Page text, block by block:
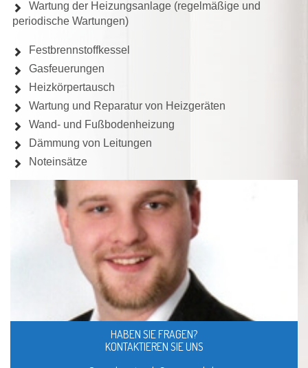
Wartung der Heizungsanlage (regelmäßige und
periodische Wartungen)
Festbrennstoffkessel
Gasfeuerungen
Heizkörpertausch
Wartung und Reparatur von Heizgeräten
Wand- und Fußbodenheizung
Dämmung von Leitungen
Noteinsätze
HABEN SIE FRAGEN?
KONTAKTIEREN SIE UNS